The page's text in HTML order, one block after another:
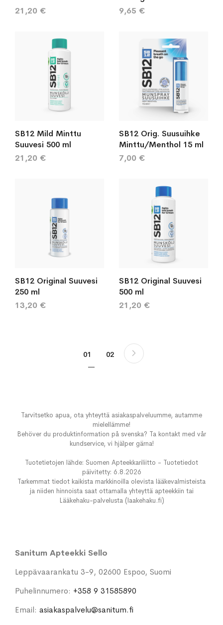
21,20 €
9,65 €
SB12 Mild Minttu
Suuvesi 500 ml
21,20 €
SB12 Orig. Suusuihke
Minttu/Menthol 15 ml
7,00 €
SB12 Original Suuvesi
250 ml
13,20 €
SB12 Original Suuvesi
500 ml
21,20 €
You're currently reading page
01 Sivu
02 Sivu
Seuraava
Tarvitsetko apua, ota yhteyttä asiakaspalveluumme, autamme
mielellämme!
Behöver du produktinformation på svenska? Ta kontakt med vår
kundservice, vi hjälper gärna!
Tuotetietojen lähde: Suomen Apteekkariliitto - Tuotetiedot
päivitetty: 6.8.2026
Tarkemmat tiedot kaikista markkinoilla olevista lääkevalmisteista
ja niiden hinnoista saat ottamalla yhteyttä apteekkiin tai
Lääkehaku-palvelusta (laakehaku.fi)
Sanitum Apteekki Sello
Leppävaarankatu 3-9, 02600 Espoo, Suomi
Puhelinnumero: +358 9 31585890
Email: asiakaspalvelu@sanitum.fi